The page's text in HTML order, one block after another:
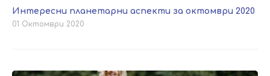
Интересни планетарни аспекти за октомври 2020
01 Октомври 2020